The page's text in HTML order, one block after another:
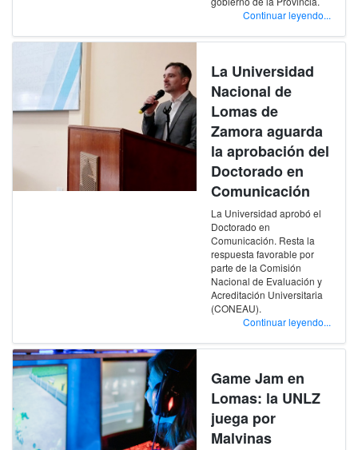
Continuar leyendo...
La Universidad
Nacional de
Lomas de
Zamora aguarda
la aprobación del
Doctorado en
Comunicación
La Universidad aprobó el
Doctorado en
Comunicación. Resta la
respuesta favorable por
parte de la Comisión
Nacional de Evaluación y
Acreditación Universitaria
(CONEAU).
Continuar leyendo...
Game Jam en
Lomas: la UNLZ
juega por
Malvinas